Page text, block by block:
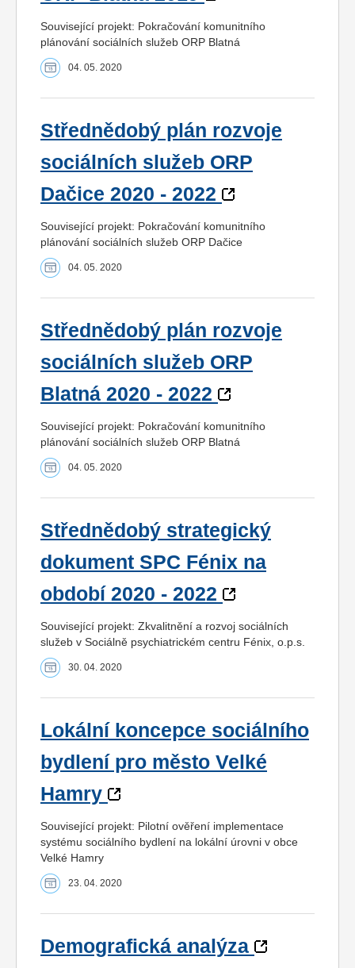
Související projekt: Pokračování komunitního
plánování sociálních služeb ORP Blatná
04. 05. 2020
Střednědobý plán rozvoje
sociálních služeb ORP
Dačice 2020 - 2022
Související projekt: Pokračování komunitního
plánování sociálních služeb ORP Dačice
04. 05. 2020
Střednědobý plán rozvoje
sociálních služeb ORP
Blatná 2020 - 2022
Související projekt: Pokračování komunitního
plánování sociálních služeb ORP Blatná
04. 05. 2020
Střednědobý strategický
dokument SPC Fénix na
období 2020 - 2022
Související projekt: Zkvalitnění a rozvoj sociálních
služeb v Sociálně psychiatrickém centru Fénix, o.p.s.
30. 04. 2020
Lokální koncepce sociálního
bydlení pro město Velké
Hamry
Související projekt: Pilotní ověření implementace
systému sociálního bydlení na lokální úrovni v obce
Velké Hamry
23. 04. 2020
Demografická analýza